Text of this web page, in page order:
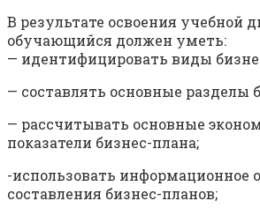
В результате освоения учебной
обучающийся должен уметь:
— идентифицировать виды
— составлять основные разделы
— рассчитывать основные
показатели бизнес-плана;
-использовать информационное
составления бизнес-планов;